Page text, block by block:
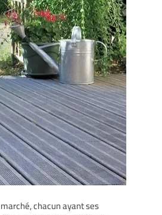
chacun ayant ses